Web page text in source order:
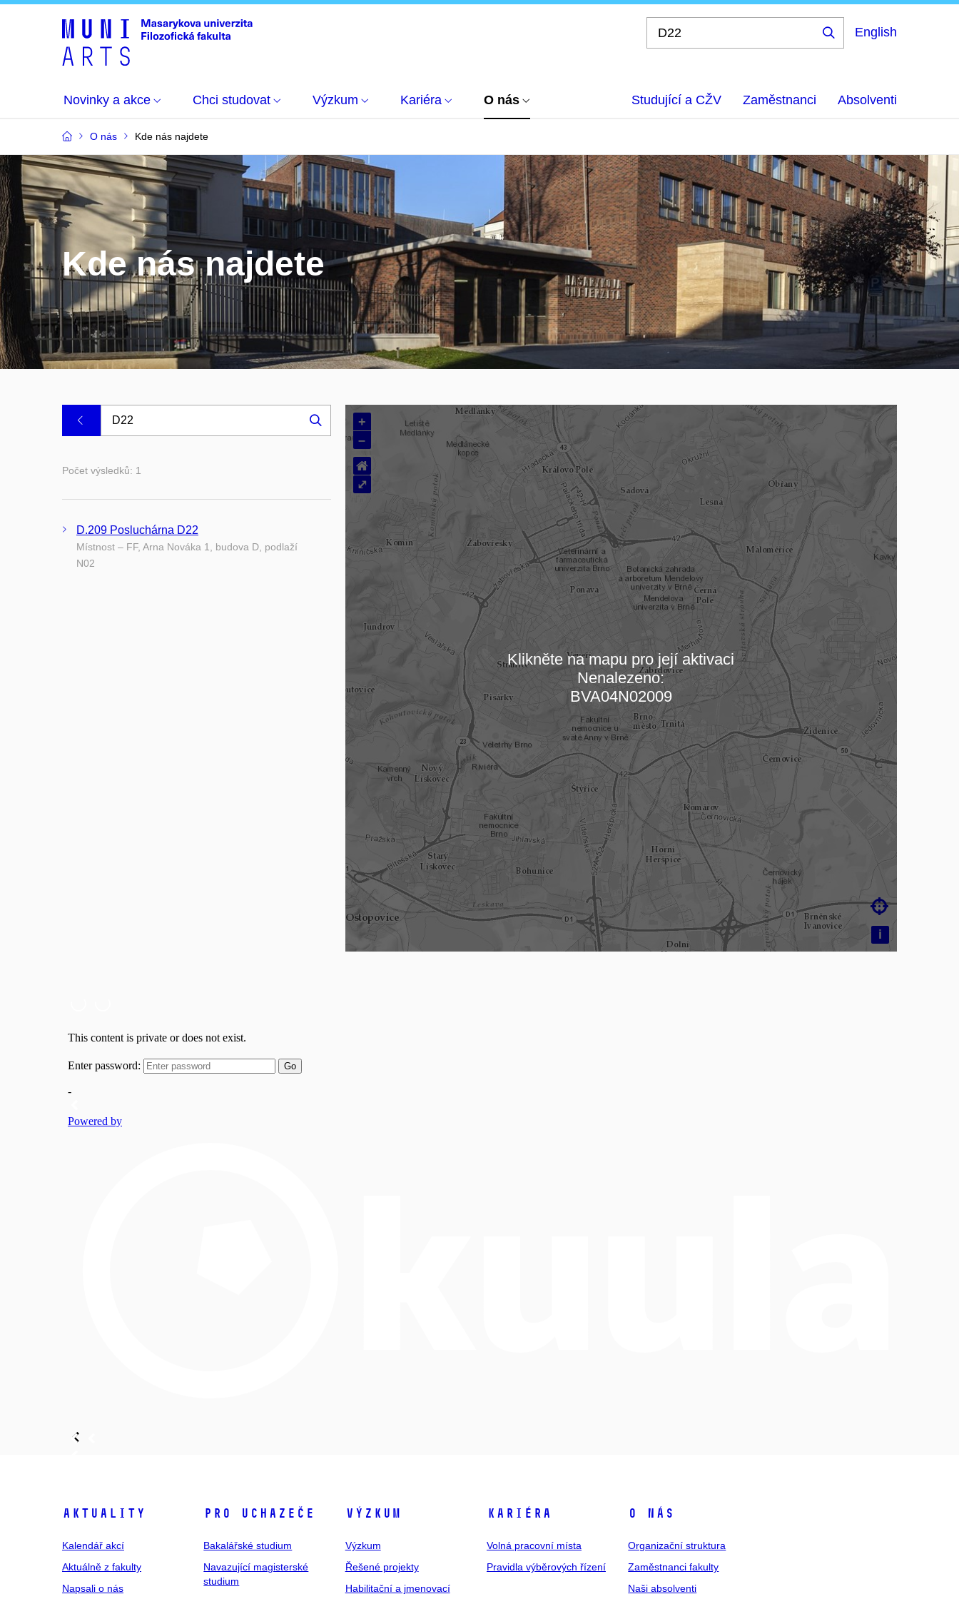
English
Novinky a akce Chci studovat Výzkum Kariéra O nás Studující a CŽV Zaměstnanci Absolventi
O nás Kde nás najdete
Kde nás najdete
Načítám mapu…
+
–
i

⌂
⤢
Klikněte na mapu pro její aktivaci
Nenalezeno:
BVA04N02009
Hledej
Počet výsledků: 1
D.209 Posluchárna D22
Místnost – FF, Arna Nováka 1, budova D, podlaží
N02
Aktuality
Kalendář akcí
Aktuálně z fakulty
Napsali o nás
Pro uchazeče
Bakalářské studium
Navazující magisterské
studium
Výzkum
Výzkum
Řešené projekty
Habilitační a jmenovací
Kariéra
Volná pracovní místa
Pravidla výběrových řízení
O nás
Organizační struktura
Zaměstnanci fakulty
Naši absolventi